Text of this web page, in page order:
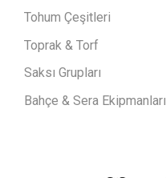
Tohum Çeşitleri
Toprak & Torf
Saksı Grupları
Bahçe & Sera Ekipmanları